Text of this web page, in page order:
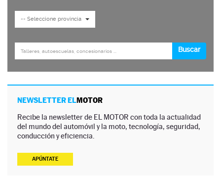
NEWSLETTER ELMOTOR
Recibe la newsletter de EL MOTOR con toda la actualidad
del mundo del automóvil y la moto, tecnología, seguridad,
conducción y eficiencia.
APÚNTATE